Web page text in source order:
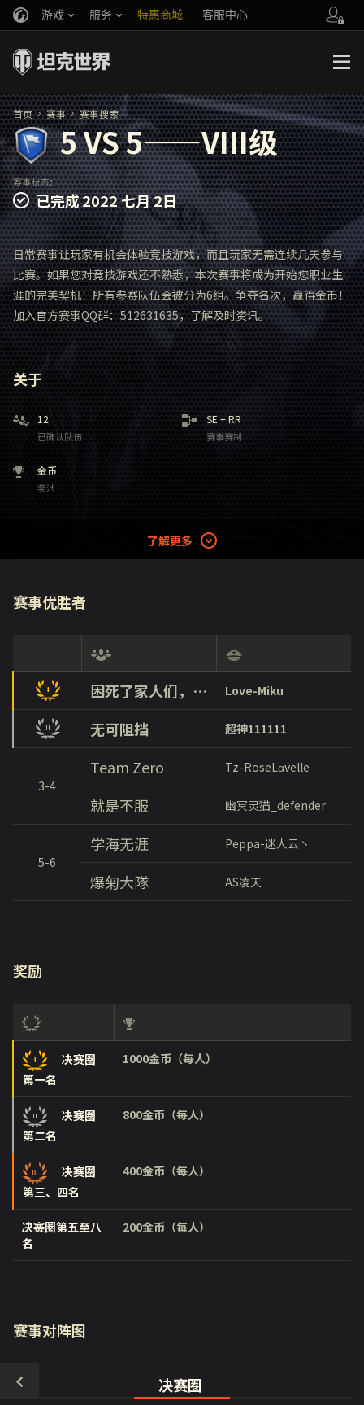
游戏 服务 特惠商城 客服中心
你好，吾久
万圣节
《以战止战》
官方自媒体
首页 赛事 赛事搜索
5 VS 5——VIII级
赛事状态：
已完成2022 七月 2日
日常赛事让玩家有机会体验竞技游戏，而且玩家无需连续几天参与
比赛。如果您对竞技游戏还不熟悉，本次赛事将成为开始您职业生
涯的完美契机！所有参赛队伍会被分为6组。争夺名次，赢得金币！
加入官方赛事QQ群：512631635，了解及时资讯。
关于
12
已确认队伍
SE +RR
赛事赛制
金币
奖池
了解更多
赛事优胜者
困死了家人们，你们不困吗？ Love-Miku
无可阻挡 超神111111
3-4
Team Zero Tz-RoseLαvelle
就是不服 幽冥灵猫_defender
5-6
学海无涯 Peppa-迷人云丶
爆匊大隊 AS凌天
奖励
决赛圈
第一名
1000金币（每人）
决赛圈
第二名
800金币（每人）
决赛圈
第三、四名
400金币（每人）
决赛圈第五至八
名
200金币（每人）
赛事对阵图
决赛圈